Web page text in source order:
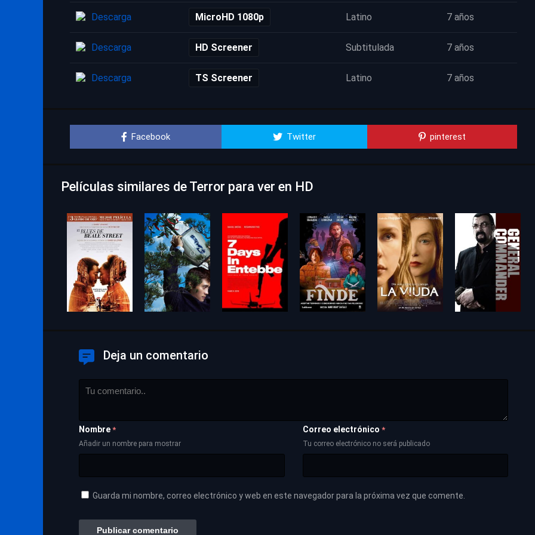
Descarga MicroHD 1080p Latino 7 años
Descarga HD Screener Subtitulada 7 años
Descarga TS Screener Latino 7 años
Facebook Twitter pinterest
Películas similares de Terror para ver en HD
Deja un comentario
Nombre *
Añadir un nombre para mostrar
Correo electrónico *
Tu correo electrónico no será publicado
Guarda mi nombre, correo electrónico y web en este navegador para la próxima vez que comente.